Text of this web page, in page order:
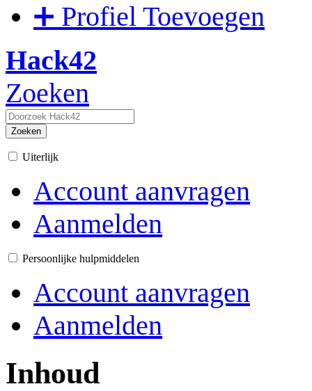
➕ Profiel Toevoegen
Hack42
Zoeken
Zoeken
Uiterlijk
Account aanvragen
Aanmelden
Persoonlijke hulpmiddelen
Account aanvragen
Aanmelden
Inhoud